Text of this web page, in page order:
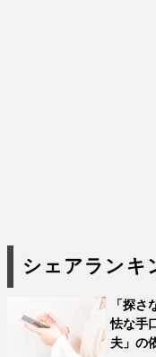
シェアランキ
「探
怯な手
夫」の